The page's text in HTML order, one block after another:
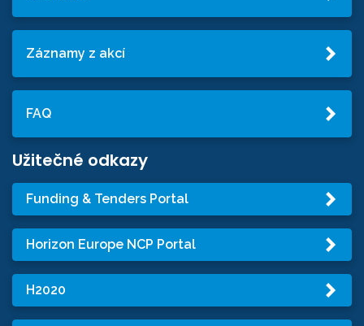
Záznamy z akcí
FAQ
Užitečné odkazy
Funding & Tenders Portal
Horizon Europe NCP Portal
H2020